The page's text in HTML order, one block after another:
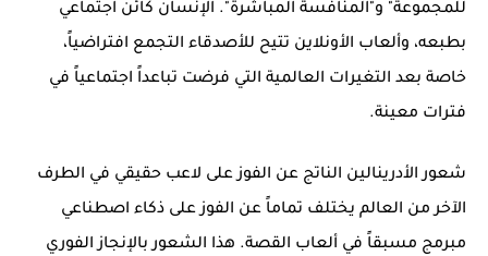
للمجموعة" و"المنافسة المباشرة". الإنسان كائن اجتماعي
بطبعه، وألعاب الأونلاين تتيح للأصدقاء التجمع افتراضياً،
خاصة بعد التغيرات العالمية التي فرضت تباعداً اجتماعياً في
فترات معينة.
شعور الأدرينالين الناتج عن الفوز على لاعب حقيقي في الطرف
الآخر من العالم يختلف تماماً عن الفوز على ذكاء اصطناعي
مبرمج مسبقاً في ألعاب القصة. هذا الشعور بالإنجاز الفوري